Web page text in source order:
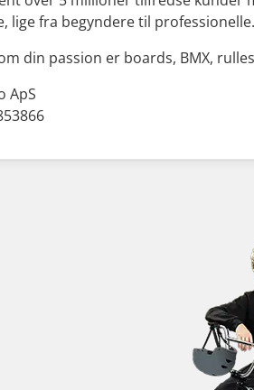
lige fra begyndere til professionelle.
din passion er boards, BMX,
ApS